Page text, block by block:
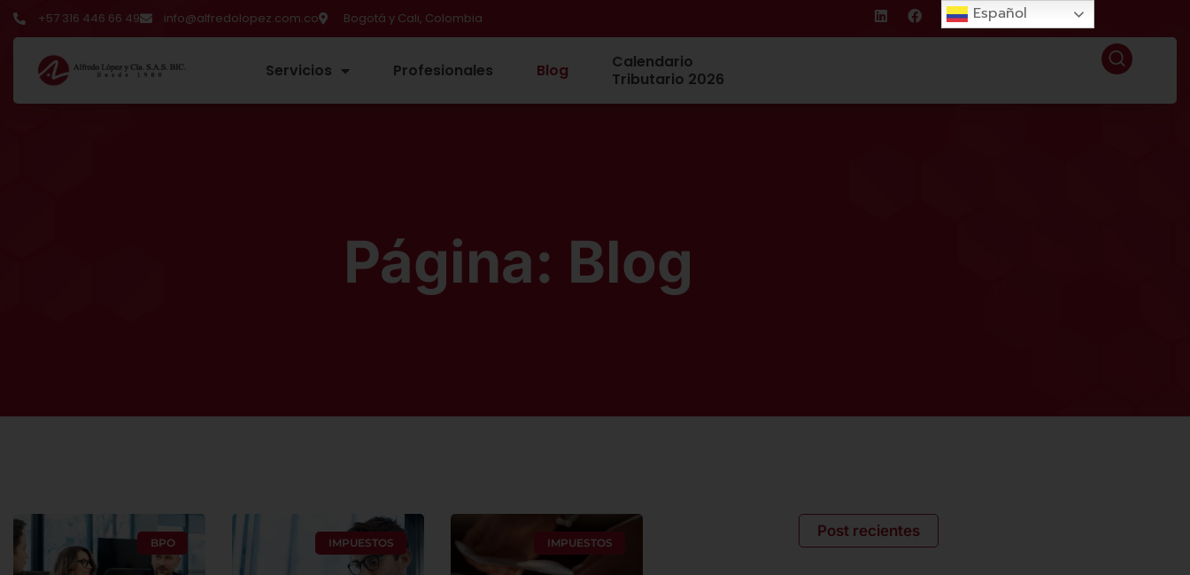
+57 316 446 66 49 info@alfredolopez.com.co Bogotá y Cali, Colombia
Servicios Profesionales Blog
Calendario
Tributario 2026
Página: Blog
BPO IMPUESTOS IMPUESTOS
Post recientes
Español